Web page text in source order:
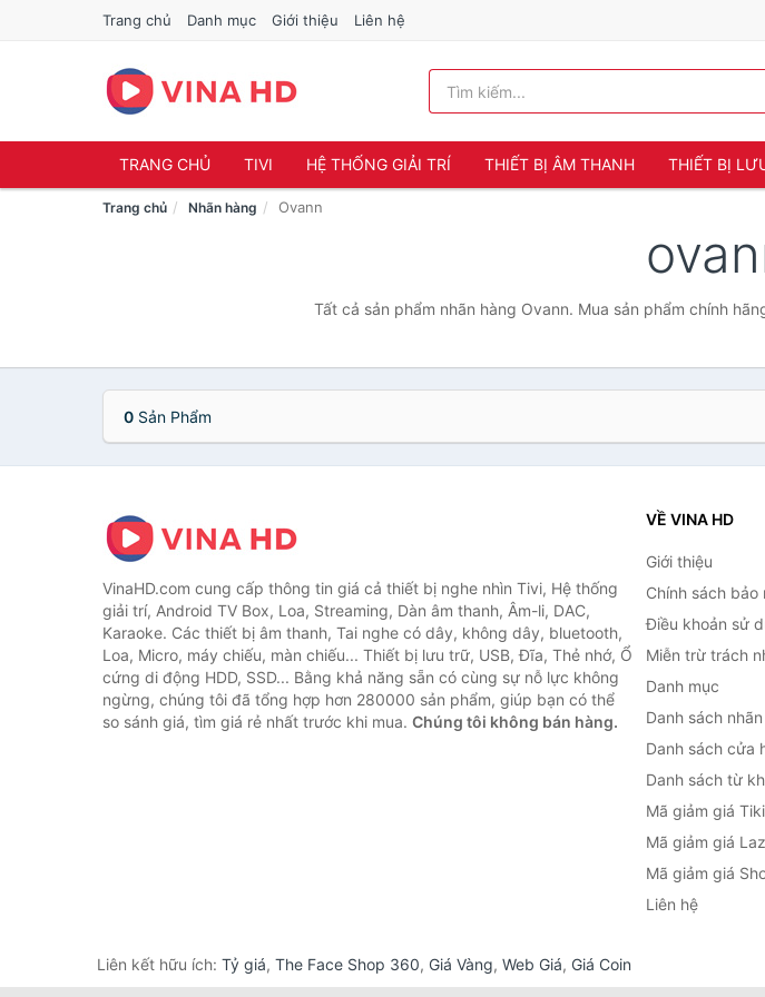
Trang chủ Danh mục Giới thiệu Liên hệ
TRANG CHỦ TIVI HỆ THỐNG GIẢI TRÍ THIẾT BỊ ÂM THANH THIẾT BỊ
Trang chủ Nhãn hàng Ovann
Tất cả sản phẩm nhãn hàng Ovann. Mua sản phẩm chính
0 Sản Phẩm
VinaHD.com cung cấp thông tin giá cả thiết bị nghe nhìn Tivi, Hệ thống
giải trí, Android TV Box, Loa, Streaming, Dàn âm thanh, Âm-li, DAC,
Karaoke. Các thiết bị âm thanh, Tai nghe có dây, không dây, bluetooth,
Loa, Micro, máy chiếu, màn chiếu... Thiết bị lưu trữ, USB, Đĩa, Thẻ nhớ, Ổ
cứng di động HDD, SSD... Bằng khả năng sẵn có cùng sự nỗ lực không
ngừng, chúng tôi đã tổng hợp hơn 280000 sản phẩm, giúp bạn có thể
so sánh giá, tìm giá rẻ nhất trước khi mua. Chúng tôi không bán hàng.
VỀ VINA HD
Giới thiệu
Chính sách bảo
Điều khoản sử
Miễn trừ trách
Danh mục
Danh sách
Danh sách cửa
Danh sách từ
Mã giảm giá Tiki
Mã giảm giá
Mã giảm giá
Liên hệ
Liên kết hữu ích: Tỷ giá, The Face Shop 360, Giá Vàng, Web Giá, Giá Coin